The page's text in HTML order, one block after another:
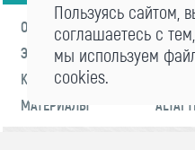
О ФОРУМЕ
ЭКСПЕРТЫ
КОНТАКТЫ
МАТЕРИАЛЫ
ALTAI
Пользуясь сайтом,
соглашаетесь с
мы используем
cookies.